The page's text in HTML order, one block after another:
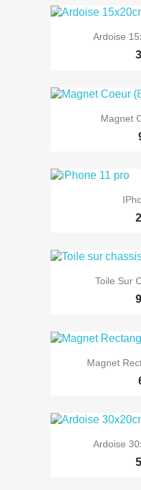
Ardoise
Magnet
Toile Sur
Magnet
Ardoise